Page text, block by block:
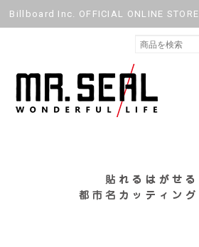
Billboard Inc. OFFICIAL ONLINE STORE